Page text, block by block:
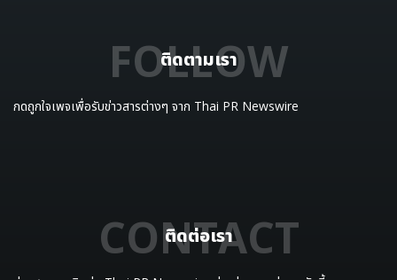
ติดตามเรา
FOLLOW
กดถูกใจเพจเพื่อรับข่าวสารต่างๆ จาก Thai PR Newswire
ติดต่อเรา
CONTACT